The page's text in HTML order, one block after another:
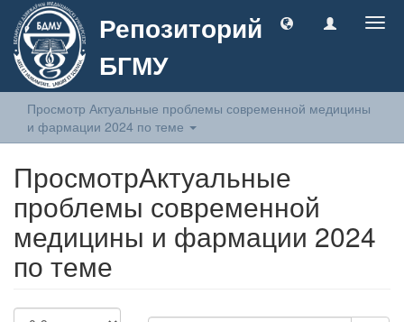
Репозиторий
БГМУ
Просмотр Актуальные проблемы современной медицины
и фармации 2024 по теме
ПросмотрАктуальные
проблемы современной
медицины и фармации 2024
по теме